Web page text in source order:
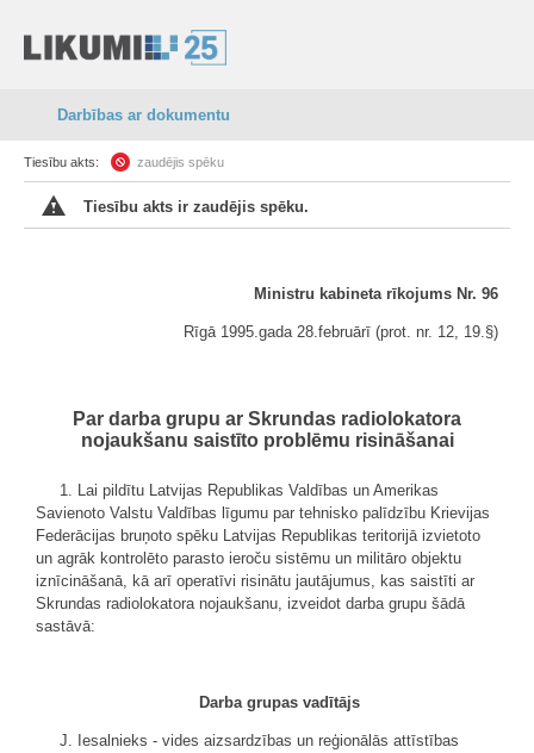
Darbības ar dokumentu
Tiesību akts: zaudējis spēku
Tiesību akts ir zaudējis spēku.
Ministru kabineta rīkojums Nr. 96
Rīgā 1995.gada 28.februārī (prot. nr. 12, 19.§)
Par darba grupu ar Skrundas radiolokatora
nojaukšanu saistīto problēmu risināšanai
1. Lai pildītu Latvijas Republikas Valdības un Amerikas
Savienoto Valstu Valdības līgumu par tehnisko palīdzību Krievijas
Federācijas bruņoto spēku Latvijas Republikas teritorijā izvietoto
un agrāk kontrolēto parasto ieroču sistēmu un militāro objektu
iznīcināšanā, kā arī operatīvi risinātu jautājumus, kas saistīti ar
Skrundas radiolokatora nojaukšanu, izveidot darba grupu šādā
sastāvā:
Darba grupas vadītājs
J. Iesalnieks - vides aizsardzības un reģionālās attīstības